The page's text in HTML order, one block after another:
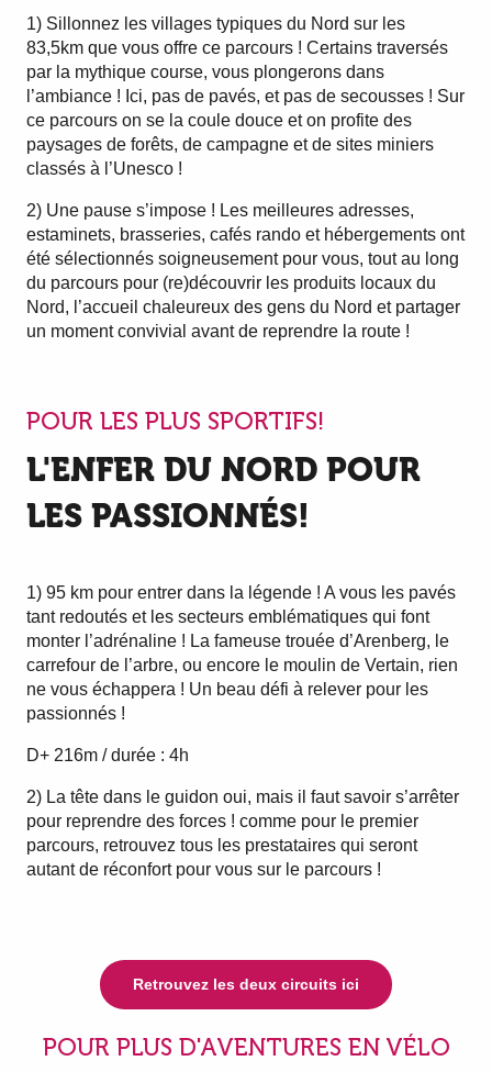
1) Sillonnez les villages typiques du Nord sur les
83,5km que vous offre ce parcours ! Certains traversés
par la mythique course, vous plongerons dans
l’ambiance ! Ici, pas de pavés, et pas de secousses ! Sur
ce parcours on se la coule douce et on profite des
paysages de forêts, de campagne et de sites miniers
classés à l’Unesco !
2) Une pause s’impose ! Les meilleures adresses,
estaminets, brasseries, cafés rando et hébergements ont
été sélectionnés soigneusement pour vous, tout au long
du parcours pour (re)découvrir les produits locaux du
Nord, l’accueil chaleureux des gens du Nord et partager
un moment convivial avant de reprendre la route !
POUR LES PLUS SPORTIFS!
L'ENFER DU NORD POUR
LES PASSIONNÉS!
1) 95 km pour entrer dans la légende ! A vous les pavés
tant redoutés et les secteurs emblématiques qui font
monter l’adrénaline ! La fameuse trouée d’Arenberg, le
carrefour de l’arbre, ou encore le moulin de Vertain, rien
ne vous échappera ! Un beau défi à relever pour les
passionnés !
D+ 216m / durée : 4h
2) La tête dans le guidon oui, mais il faut savoir s’arrêter
pour reprendre des forces ! comme pour le premier
parcours, retrouvez tous les prestataires qui seront
autant de réconfort pour vous sur le parcours !
Retrouvez les deux circuits ici
POUR PLUS D'AVENTURES EN VÉLO